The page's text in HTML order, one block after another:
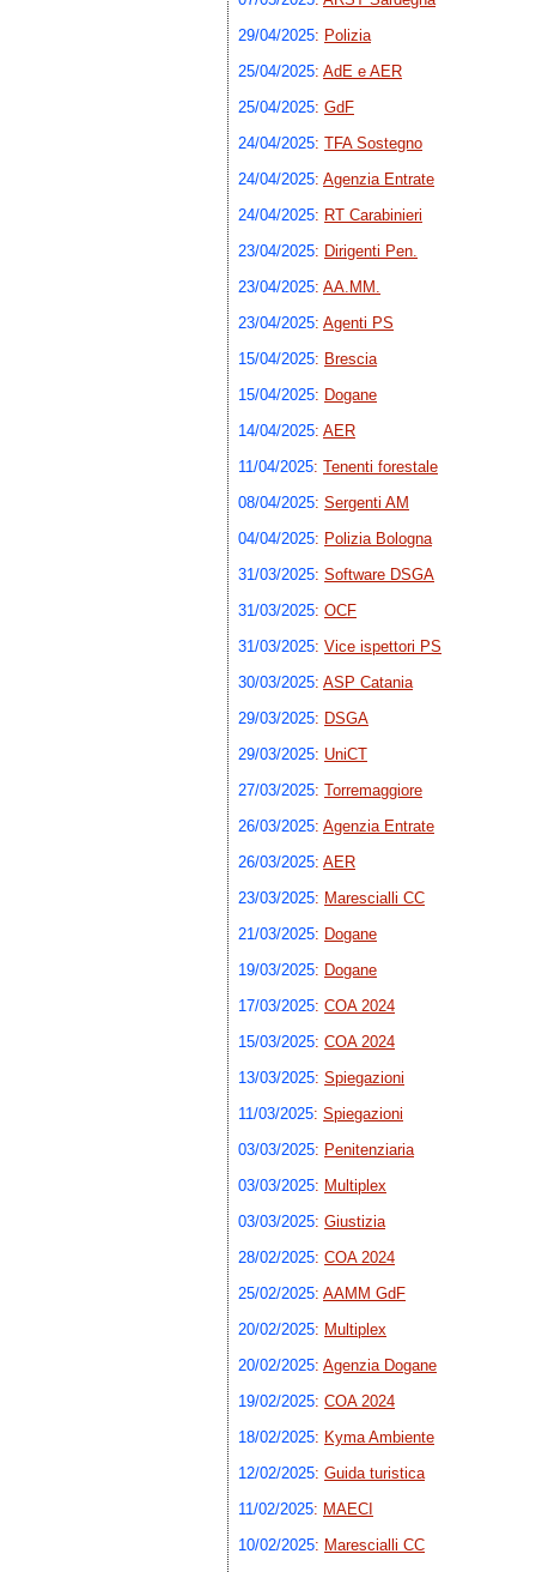
29/04/2025: Polizia
25/04/2025: AdE e AER
25/04/2025: GdF
24/04/2025: TFA Sostegno
24/04/2025: Agenzia Entrate
24/04/2025: RT Carabinieri
23/04/2025: Dirigenti Pen.
23/04/2025: AA.MM.
23/04/2025: Agenti PS
15/04/2025: Brescia
15/04/2025: Dogane
14/04/2025: AER
11/04/2025: Tenenti forestale
08/04/2025: Sergenti AM
04/04/2025: Polizia Bologna
31/03/2025: Software DSGA
31/03/2025: OCF
31/03/2025: Vice ispettori PS
30/03/2025: ASP Catania
29/03/2025: DSGA
29/03/2025: UniCT
27/03/2025: Torremaggiore
26/03/2025: Agenzia Entrate
26/03/2025: AER
23/03/2025: Marescialli CC
21/03/2025: Dogane
19/03/2025: Dogane
17/03/2025: COA 2024
15/03/2025: COA 2024
13/03/2025: Spiegazioni
11/03/2025: Spiegazioni
03/03/2025: Penitenziaria
03/03/2025: Multiplex
03/03/2025: Giustizia
28/02/2025: COA 2024
25/02/2025: AAMM GdF
20/02/2025: Multiplex
20/02/2025: Agenzia Dogane
19/02/2025: COA 2024
18/02/2025: Kyma Ambiente
12/02/2025: Guida turistica
11/02/2025: MAECI
10/02/2025: Marescialli CC